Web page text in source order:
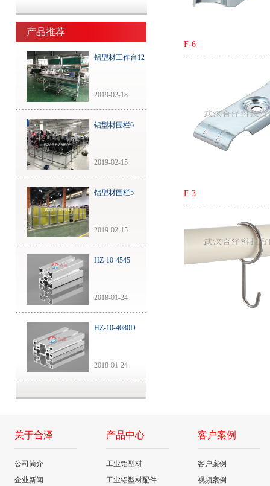
产品推荐
铝型材工作台12
2019-02-18
铝型材围栏6
2019-02-15
铝型材围栏5
2019-02-15
HZ-10-4545
2018-01-24
HZ-10-4080D
2018-01-24
F-6
F-3
关于合泽
公司简介
企业新闻
产品中心
工业铝型材
工业铝型材配件
客户案例
客户案例
视频案例